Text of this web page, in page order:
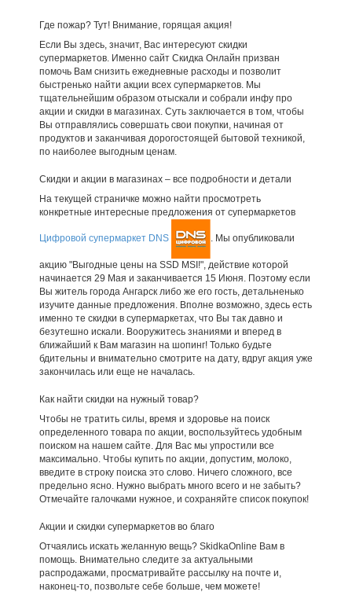
Где пожар? Тут! Внимание, горящая акция!
Если Вы здесь, значит, Вас интересуют скидки
супермаркетов. Именно сайт Скидка Онлайн призван
помочь Вам снизить ежедневные расходы и позволит
быстренько найти акции всех супермаркетов. Мы
тщательнейшим образом отыскали и собрали инфу про
акции и скидки в магазинах. Суть заключается в том, чтобы
Вы отправлялись совершать свои покупки, начиная от
продуктов и заканчивая дорогостоящей бытовой техникой,
по наиболее выгодным ценам.
Скидки и акции в магазинах – все подробности и детали
На текущей страничке можно найти просмотреть
конкретные интересные предложения от супермаркетов
Цифровой супермаркет DNS . Мы опубликовали
акцию "Выгодные цены на SSD MSI!", действие которой
начинается 29 Мая и заканчивается 15 Июня. Поэтому если
Вы житель города Ангарск либо же его гость, детальненько
изучите данные предложения. Вполне возможно, здесь есть
именно те скидки в супермаркетах, что Вы так давно и
безутешно искали. Вооружитесь знаниями и вперед в
ближайший к Вам магазин на шопинг! Только будьте
бдительны и внимательно смотрите на дату, вдруг акция уже
закончилась или еще не началась.
Как найти скидки на нужный товар?
Чтобы не тратить силы, время и здоровье на поиск
определенного товара по акции, воспользуйтесь удобным
поиском на нашем сайте. Для Вас мы упростили все
максимально. Чтобы купить по акции, допустим, молоко,
введите в строку поиска это слово. Ничего сложного, все
предельно ясно. Нужно выбрать много всего и не забыть?
Отмечайте галочками нужное, и сохраняйте список покупок!
Акции и скидки супермаркетов во благо
Отчаялись искать желанную вещь? SkidkaOnline Вам в
помощь. Внимательно следите за актуальными
распродажами, просматривайте рассылку на почте и,
наконец-то, позвольте себе больше, чем можете!